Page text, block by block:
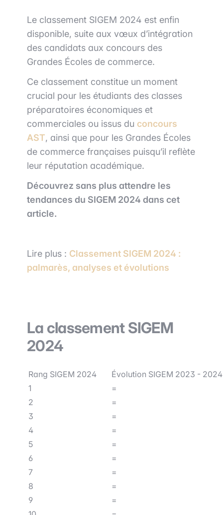
Le classement SIGEM 2024 est enfin
disponible, suite aux vœux d’intégration
des candidats aux concours des
Grandes Écoles de commerce.
Ce classement constitue un moment
crucial pour les étudiants des classes
préparatoires économiques et
commerciales ou issus du concours
AST, ainsi que pour les Grandes Écoles
de commerce françaises puisqu’il reflète
leur réputation académique.
Découvrez sans plus attendre les
tendances du SIGEM 2024 dans cet
article.
Lire plus : Classement SIGEM 2024 :
palmarès, analyses et évolutions
La classement SIGEM
2024
Rang SIGEM 2024
Évolution SIGEM 2023 - 2024
1
=
2
=
3
=
4
=
5
=
6
=
7
=
8
=
9
=